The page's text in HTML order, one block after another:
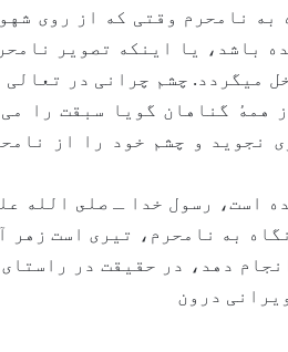
به نامحرم وقتی که از روی
باشد، یا اینکه تصویر
میگردد. چشم چرانی در
همهٔ گناهان گویا سبقت را
نجوید و چشم خود را از
است، رسول خدا ـ صلى الله
به نامحرم، تیری است
دهد، در حقیقت در
درون